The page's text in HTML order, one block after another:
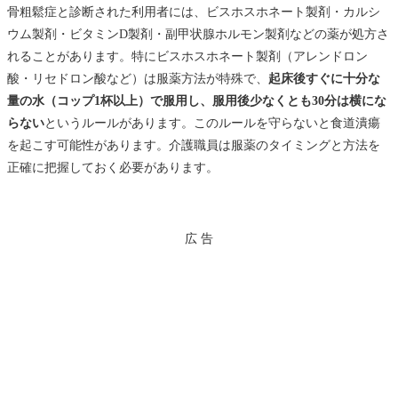
骨粗鬆症と診断された利用者には、ビスホスホネート製剤・カルシ
ウム製剤・ビタミンD製剤・副甲状腺ホルモン製剤などの薬が処方さ
れることがあります。特にビスホスホネート製剤（アレンドロン
酸・リセドロン酸など）は服薬方法が特殊で、 起床後すぐに十分な
量の水（コップ1杯以上）で服用し、服用後少なくとも30分は横にな
らないというルールがあります。このルールを守らないと食道潰瘍
を起こす可能性があります。介護職員は服薬のタイミングと方法を
正確に把握しておく必要があります。
広 告